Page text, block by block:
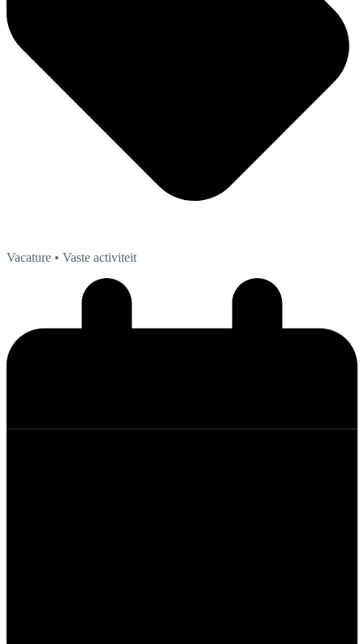
Vacature • Vaste activiteit